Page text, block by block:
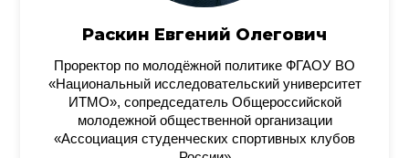
Раскин Евгений Олегович
Проректор по молодёжной политике ФГАОУ ВО
«Национальный исследовательский университет
ИТМО», сопредседатель Общероссийской
молодежной общественной организации
«Ассоциация студенческих спортивных клубов